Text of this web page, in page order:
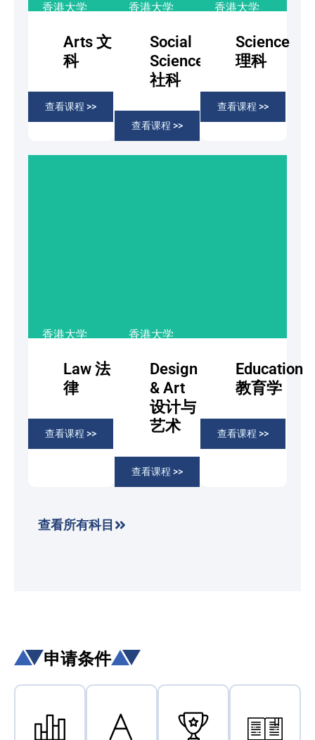
香港大学
香港科技大
学 香港理
工大学
Arts 文
科
查看课程 >>
香港大学
香港科技大
学 香港理
工大学
香港城市大
Social
Science
社科
查看课程 >>
香港大学
香港科技大
学 香港理
工大学
Science
理科
查看课程 >>
香港大学
香港科技大
学 香港理
工大学
多
Law 法
律
查看课程 >>
香港大学
香港科技大
学 香港理
工大学
香港城市大
学
Design
& Art
设计与
艺术
查看课程 >>
香港大学
香港中文大
香港教育大
学
Education
教育学
查看课程 >>
查看所有科目
申请条件